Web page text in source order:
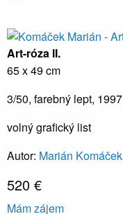
Art-róza II.
65 x 49 cm
3/50, farebný lept, 1997
volný grafický list
Autor: Marián Komáček
520 €
Mám zájem